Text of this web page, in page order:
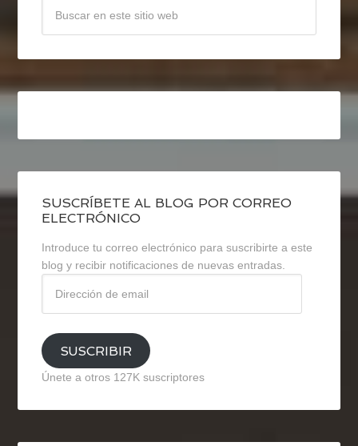
SUSCRÍBETE AL BLOG POR CORREO
ELECTRÓNICO
Introduce tu correo electrónico para suscribirte a este
blog y recibir notificaciones de nuevas entradas.
email
SUSCRIBIR
Únete a otros 127K suscriptores